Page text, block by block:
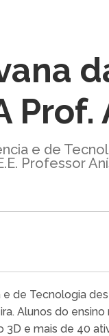
e de
Professor
e de Tecnologia
Alunos do
3D e mais de 40